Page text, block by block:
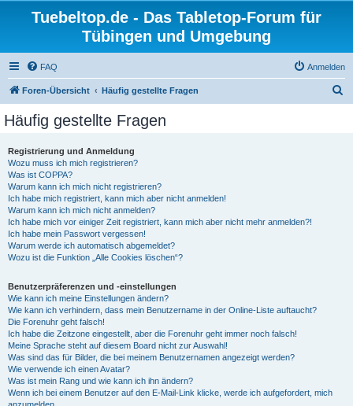
Tuebeltop.de - Das Tabletop-Forum für
Tübingen und Umgebung
FAQ Anmelden
Foren-Übersicht Häufig gestellte Fragen
Häufig gestellte Fragen
Registrierung und Anmeldung
Wozu muss ich mich registrieren?
Was ist COPPA?
Warum kann ich mich nicht registrieren?
Ich habe mich registriert, kann mich aber nicht anmelden!
Warum kann ich mich nicht anmelden?
Ich habe mich vor einiger Zeit registriert, kann mich aber nicht mehr anmelden?!
Ich habe mein Passwort vergessen!
Warum werde ich automatisch abgemeldet?
Wozu ist die Funktion „Alle Cookies löschen“?
Benutzerpräferenzen und -einstellungen
Wie kann ich meine Einstellungen ändern?
Wie kann ich verhindern, dass mein Benutzername in der Online-Liste auftaucht?
Die Forenuhr geht falsch!
Ich habe die Zeitzone eingestellt, aber die Forenuhr geht immer noch falsch!
Meine Sprache steht auf diesem Board nicht zur Auswahl!
Was sind das für Bilder, die bei meinem Benutzernamen angezeigt werden?
Wie verwende ich einen Avatar?
Was ist mein Rang und wie kann ich ihn ändern?
Wenn ich bei einem Benutzer auf den E-Mail-Link klicke, werde ich aufgefordert, mich